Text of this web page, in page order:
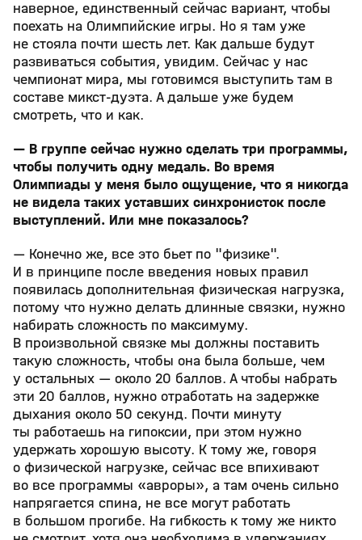
наверное, единственный сейчас вариант, чтобы
поехать на Олимпийские игры. Но я там уже
не стояла почти шесть лет. Как дальше будут
развиваться события, увидим. Сейчас у нас
чемпионат мира, мы готовимся выступить там в
составе микст-дуэта. А дальше уже будем
смотреть, что и как.
— В группе сейчас нужно сделать три программы,
чтобы получить одну медаль. Во время
Олимпиады у меня было ощущение, что я никогда
не видела таких уставших синхронисток после
выступлений. Или мне показалось?
— Конечно же, все это бьет по "физике".
И в принципе после введения новых правил
появилась дополнительная физическая нагрузка,
потому что нужно делать длинные связки, нужно
набирать сложность по максимуму.
В произвольной связке мы должны поставить
такую сложность, чтобы она была больше, чем
у остальных — около 20 баллов. А чтобы набрать
эти 20 баллов, нужно отработать на задержке
дыхания около 50 секунд. Почти минуту
ты работаешь на гипоксии, при этом нужно
удержать хорошую высоту. К тому же, говоря
о физической нагрузке, сейчас все впихивают
во все программы «авроры», а там очень сильно
напрягается спина, не все могут работать
в большом прогибе. На гибкость к тому же никто